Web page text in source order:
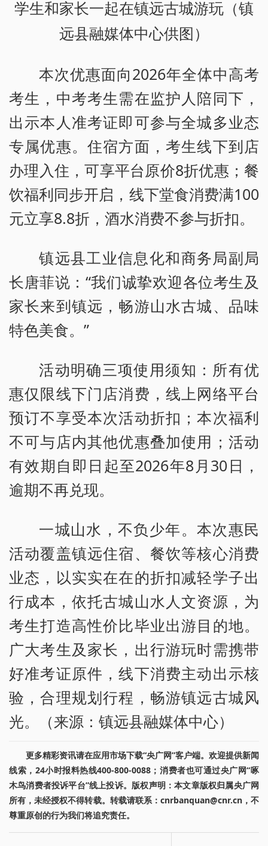
学生和家长一起在镇远古城游玩（镇
远县融媒体中心供图）
本次优惠面向2026年全体中高考
考生，中考考生需在监护人陪同下，
出示本人准考证即可参与全城多业态
专属优惠。住宿方面，考生线下到店
办理入住，可享平台原价8折优惠；餐
饮福利同步开启，线下堂食消费满100
元立享8.8折，酒水消费不参与折扣。
镇远县工业信息化和商务局副局
长唐菲说：“我们诚挚欢迎各位考生及
家长来到镇远，畅游山水古城、品味
特色美食。”
活动明确三项使用须知：所有优
惠仅限线下门店消费，线上网络平台
预订不享受本次活动折扣；本次福利
不可与店内其他优惠叠加使用；活动
有效期自即日起至2026年8月30日，
逾期不再兑现。
一城山水，不负少年。本次惠民
活动覆盖镇远住宿、餐饮等核心消费
业态，以实实在在的折扣减轻学子出
行成本，依托古城山水人文资源，为
考生打造高性价比毕业出游目的地。
广大考生及家长，出行游玩时需携带
好准考证原件，线下消费主动出示核
验，合理规划行程，畅游镇远古城风
光。（来源：镇远县融媒体中心）
更多精彩资讯请在应用市场下载“央广网”客户端。欢迎提供新闻
线索，24小时报料热线400-800-0088；消费者也可通过央广网“啄
木鸟消费者投诉平台”线上投诉。版权声明：本文章版权归属央广网
所有，未经授权不得转载。转载请联系：cnrbanquan@cnr.cn，不
尊重原创的行为我们将追究责任。